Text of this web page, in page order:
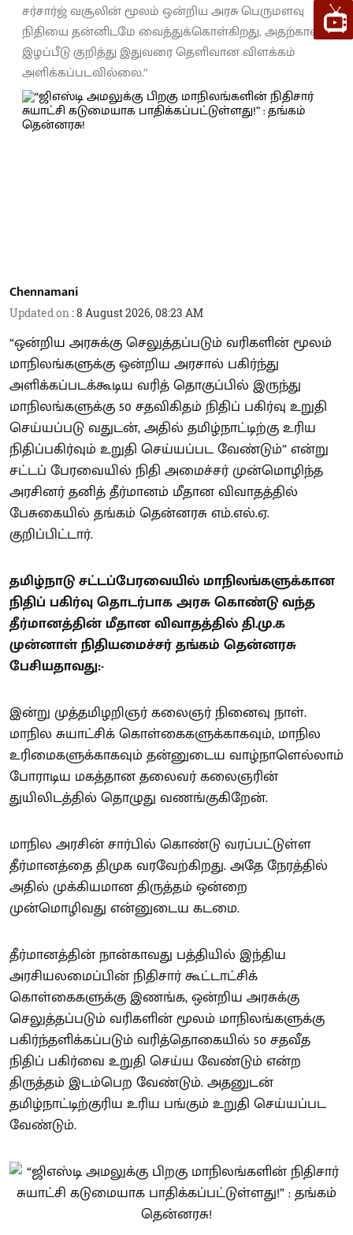
சர்சார்ஜ் வசூலின் மூலம் ஒன்றிய அரசு பெருமளவு
நிதியை தன்னிடமே வைத்துக்கொள்கிறது, அதற்கான
இழப்பீடு குறித்து இதுவரை தெளிவான விளக்கம்
அளிக்கப்படவில்லை.”
Chennamani
Updated on :8 August 2026, 08:23 AM
“ஒன்றிய அரசுக்கு செலுத்தப்படும் வரிகளின் மூலம்
மாநிலங்களுக்கு ஒன்றிய அரசால் பகிர்ந்து
அளிக்கப்படக்கூடிய வரித் தொகுப்பில் இருந்து
மாநிலங்களுக்கு 50 சதவிகிதம் நிதிப் பகிர்வு உறுதி
செய்யப்படு வதுடன், அதில் தமிழ்நாட்டிற்கு உரிய
நிதிப்பகிர்வும் உறுதி செய்யப்பட வேண்டும்” என்று
சட்டப் பேரவையில் நிதி அமைச்சர் முன்மொழிந்த
அரசினர் தனித் தீர்மானம் மீதான விவாதத்தில்
பேசுகையில் தங்கம் தென்னரசு எம்.எல்.ஏ.
குறிப்பிட்டார்.
தமிழ்நாடு சட்டப்பேரவையில் மாநிலங்களுக்கான
நிதிப் பகிர்வு தொடர்பாக அரசு கொண்டு வந்த
தீர்மானத்தின் மீதான விவாதத்தில் தி.மு.க
முன்னாள் நிதியமைச்சர் தங்கம் தென்னரசு
பேசியதாவது:-
இன்று முத்தமிழறிஞர் கலைஞர் நினைவு நாள்.
மாநில சுயாட்சிக் கொள்கைகளுக்காகவும், மாநில
உரிமைகளுக்காகவும் தன்னுடைய வாழ்நாளெல்லாம்
போராடிய மகத்தான தலைவர் கலைஞரின்
துயிலிடத்தில் தொழுது வணங்குகிறேன்.
மாநில அரசின் சார்பில் கொண்டு வரப்பட்டுள்ள
தீர்மானத்தை திமுக வரவேற்கிறது. அதே நேரத்தில்
அதில் முக்கியமான திருத்தம் ஒன்றை
முன்மொழிவது என்னுடைய கடமை.
தீர்மானத்தின் நான்காவது பத்தியில் இந்திய
அரசியலமைப்பின் நிதிசார் கூட்டாட்சிக்
கொள்கைகளுக்கு இணங்க, ஒன்றிய அரசுக்கு
செலுத்தப்படும் வரிகளின் மூலம் மாநிலங்களுக்கு
பகிர்ந்தளிக்கப்படும் வரித்தொகையில் 50 சதவீத
நிதிப் பகிர்வை உறுதி செய்ய வேண்டும் என்ற
திருத்தம் இடம்பெற வேண்டும். அதனுடன்
தமிழ்நாட்டிற்குரிய உரிய பங்கும் உறுதி செய்யப்பட
வேண்டும்.